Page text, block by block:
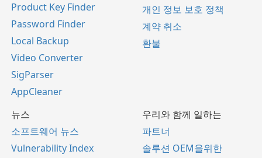
Product Key Finder
Password Finder
Local Backup
Video Converter
SigParser
AppCleaner
개인 정보 보호 정책
계약 취소
환불
뉴스
소프트웨어 뉴스
Vulnerability Index
우리와 함께 일하는
파트너
솔루션 OEM을위한